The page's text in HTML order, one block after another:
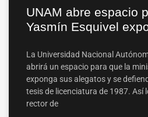
UNAM abre espacio
Yasmín Esquivel
La Universidad Nacional
abrirá un espacio para que la
exponga sus alegatos y se
tesis de licenciatura de 1987. Así
rector de